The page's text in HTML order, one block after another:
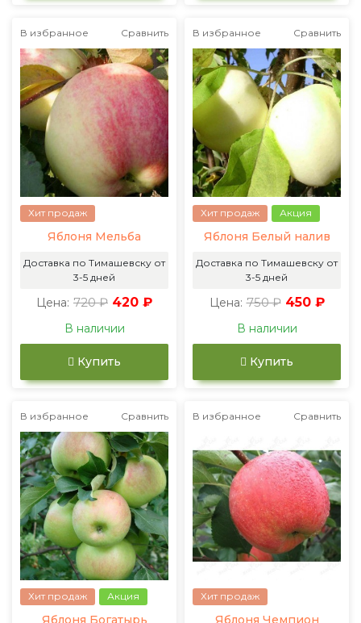
В избранное Сравнить
Хит продаж
Яблоня Мельба
Доставка по Тимашевску от
3-5 дней
Цена: 720 ₽ 420 ₽
В наличии
Купить
В избранное Сравнить
Хит продаж Акция
Яблоня Белый налив
Доставка по Тимашевску от
3-5 дней
Цена: 750 ₽ 450 ₽
В наличии
Купить
В избранное Сравнить
Хит продаж Акция
Яблоня Богатырь
В избранное Сравнить
Хит продаж
Яблоня Чемпион